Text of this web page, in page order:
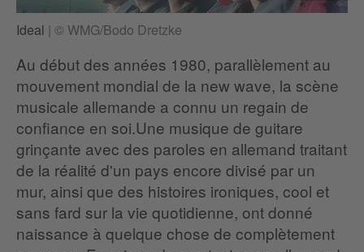
Ideal | © WMG/Bodo Dretzke
Au début des années 1980, parallèlement au
mouvement mondial de la new wave, la scène
musicale allemande a connu un regain de
confiance en soi.Une musique de guitare
grinçante avec des paroles en allemand traitant
de la réalité d'un pays encore divisé par un
mur, ainsi que des histoires ironiques, cool et
sans fard sur la vie quotidienne, ont donné
naissance à quelque chose de complètement